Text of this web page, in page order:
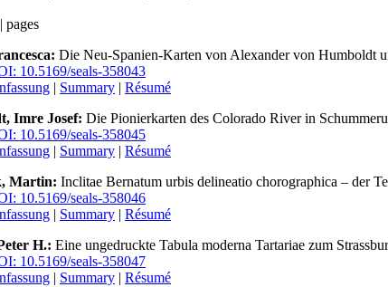
pages
Die Neu-Spanien-Karten von Alexander von Humboldt
10.5169/seals-358043
| Summary | Résumé
Imre Josef: Die Pionierkarten des Colorado River in
10.5169/seals-358045
| Summary | Résumé
Martin: Inclitae Bernatum urbis delineatio chorographica – der
10.5169/seals-358046
| Summary | Résumé
H.: Eine ungedruckte Tabula moderna Tartariae zum
10.5169/seals-358047
| Summary | Résumé